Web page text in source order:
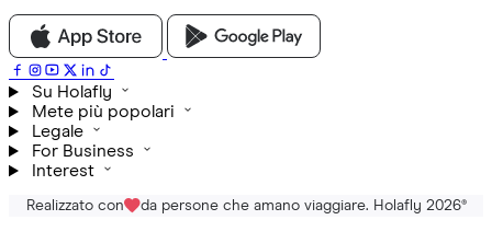
Su Holafly
Mete più popolari
Legale
For Business
Interest
Realizzato con da persone che amano viaggiare. Holafly 2026®